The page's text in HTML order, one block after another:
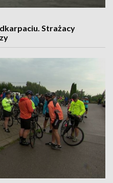
Strażacy